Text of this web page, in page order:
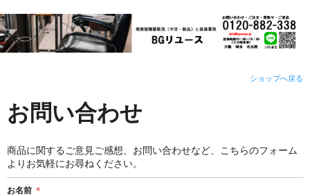
ショップへ戻る
お問い合わせ
商品に関するご意見ご感想、お問い合わせなど、こちらのフォーム
よりお気軽にお尋ねください。
お名前 ＊